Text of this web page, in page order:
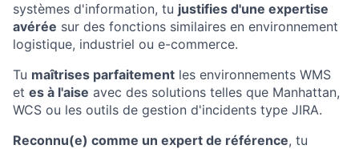
systèmes d'information, tu justifies d'une expertise
avérée sur des fonctions similaires en environnement
logistique, industriel ou e-commerce.
Tu maîtrises parfaitement les environnements WMS
et es à l'aise avec des solutions telles que Manhattan,
WCS ou les outils de gestion d'incidents type JIRA.
Reconnu(e) comme un expert de référence, tu